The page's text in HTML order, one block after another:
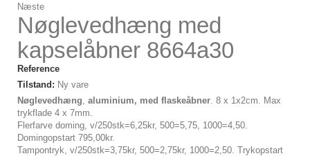
Næste
Nøglevedhæng med
kapselåbner 8664a30
Reference
Tilstand: Ny vare
Nøglevedhæng aluminium, med flaskeåbner . 8 x 1x2cm. Max
trykflade 4 x 7mm.
Flerfarve doming, v/250stk=6,25kr, 500=5,75, 1000=4,50.
Domingopstart 795,00kr.
Tampontryk, v/250stk=3,75kr, 500=2,75kr, 1000=2,50. Trykopstart